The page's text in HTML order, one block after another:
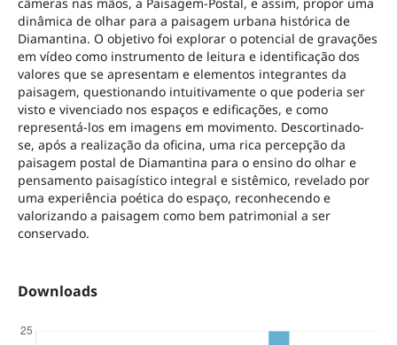
dinâmica de olhar para a paisagem urbana histórica de
Diamantina. O objetivo foi explorar o potencial de gravações
em vídeo como instrumento de leitura e identificação dos
valores que se apresentam e elementos integrantes da
paisagem, questionando intuitivamente o que poderia ser
visto e vivenciado nos espaços e edificações, e como
representá-los em imagens em movimento. Descortinado-
se, após a realização da oficina, uma rica percepção da
paisagem postal de Diamantina para o ensino do olhar e
pensamento paisagístico integral e sistêmico, revelado por
uma experiência poética do espaço, reconhecendo e
valorizando a paisagem como bem patrimonial a ser
conservado.
Downloads